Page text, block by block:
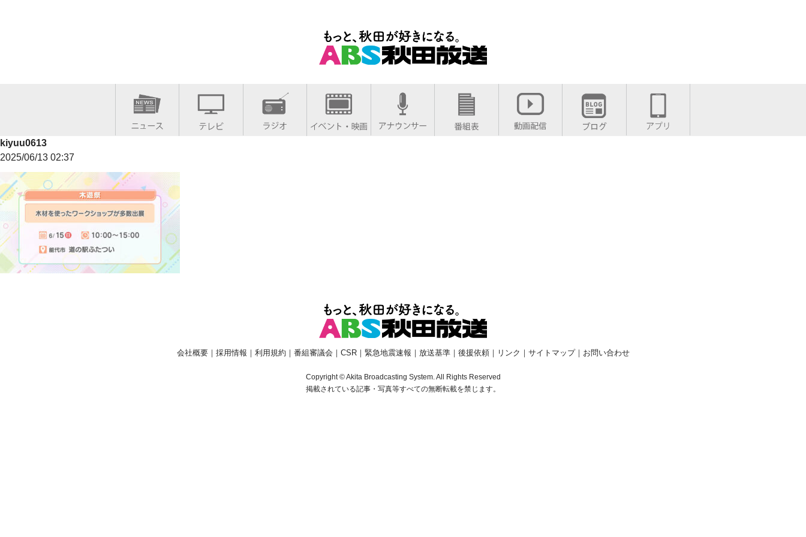
kiyuu0613
2025/06/13 02:37
会社概要｜ 採用情報 ｜ 利用規約 ｜ 番組審議会 ｜ CSR｜ 緊急地震速報 ｜ 放送基準｜ 後援依頼｜ リンク ｜ サイトマップ｜ お問い合わせ
Copyright © Akita Broadcasting System. All Rights Reserved
掲載されている記事・写真等すべての無断転載を禁じます。